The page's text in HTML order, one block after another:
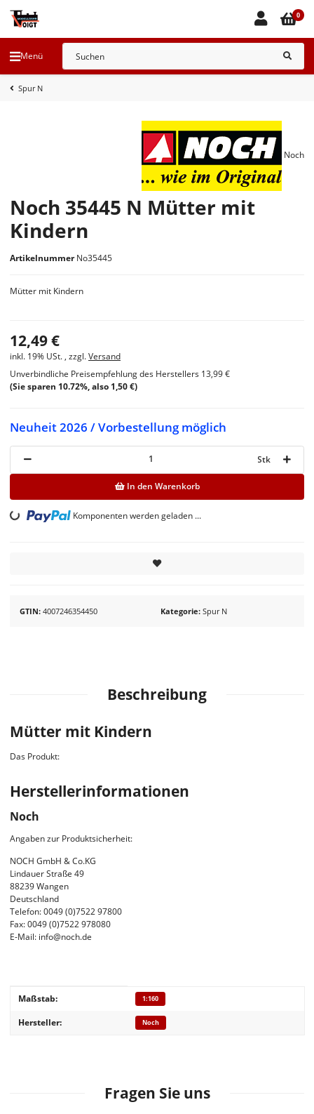
Menü
0
Spur N
Noch 35445 N Mütter mit
Kindern
Artikelnummer No35445
GTIN 4007246354450 Kategorie Spur N
Noch
Mütter mit Kindern
12,49 €
inkl. 19% USt. , zzgl.Versand
Unverbindliche Preisempfehlung des Herstellers 13,99 €
(Sie sparen 10.72%, also 1,50 €)
Stk
In den Warenkorb
Loading... Komponenten werden geladen ...
Neuheit 2026 / Vorbestellung möglich
Beschreibung
Mütter mit Kindern
Das Produkt:
Herstellerinformationen
Noch
Angaben zur Produktsicherheit:
NOCH GmbH & Co.KG
Lindauer Straße 49
88239 Wangen
Deutschland
Telefon: 0049 (0)7522 97800
Fax: 0049 (0)7522 978080
E-Mail: info@noch.de
Produkteigenschaft
Wert
Maßstab: 1:160
Hersteller: Noch
Fragen Sie uns